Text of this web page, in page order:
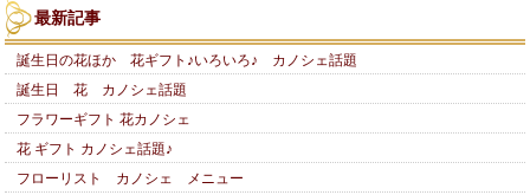
最新記事
誕生日の花ほか 花ギフト♪いろいろ♪ カノシェ話題
誕生日 花 カノシェ話題
フラワーギフト 花カノシェ
花 ギフト カノシェ話題♪
フローリスト カノシェ メニュー